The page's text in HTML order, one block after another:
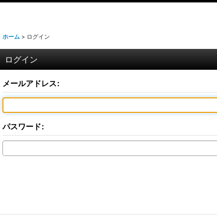
ホーム > ログイン
ログイン
メールアドレス:
パスワード: